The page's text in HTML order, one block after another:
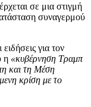
σε μια στιγμή
συναγερμού
για τον
η «κυβέρνηση Τραμπ
και τη Μέση
κρίση με το